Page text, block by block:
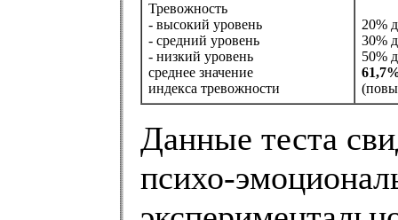
Тревожность
- высокий уровень
- средний уровень
- низкий уровень
среднее значение
индекса тревожности
20%
30%
50%
Данные теста
психо-